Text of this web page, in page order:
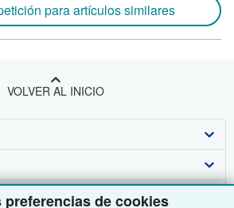
de cookies
para artículos similares
VOLVER AL INICIO